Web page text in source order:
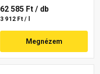
62 585 Ft / db
3 912 Ft / l
Megnézem